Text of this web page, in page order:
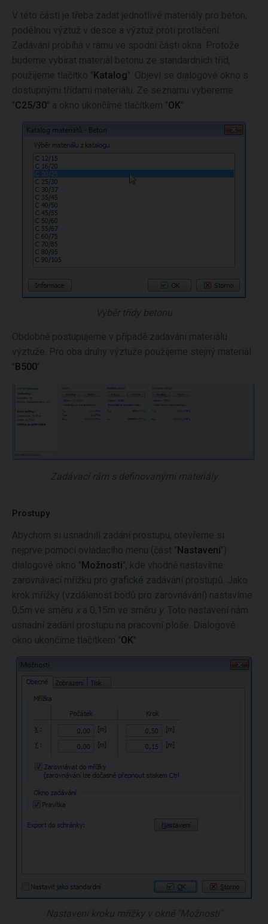
V této části je třeba zadat jednotlivé materiály pro beton,
podélnou výztuž v desce a výztuž proti protlačení.
Zadávání probíhá v rámu ve spodní části okna. Protože
budeme vybírat materiál betonu ze standardních tříd,
použijeme tlačítko "Katalog". Objeví se dialogové okno s
dostupnými třídami materiálu. Ze seznamu vybereme
"C25/30" a okno ukončíme tlačítkem "OK".
Výběr třídy betonu
Obdobně postupujeme v případě zadávání materiálu
výztuže. Pro oba druhy výztuže použijeme stejný materiál
"B500".
Zadávací rám s definovanými materiály
Prostupy
Abychom si usnadnili zadání prostupu, otevřeme si
nejprve pomocí ovládacího menu (část " Nastavení")
dialogové okno " Možnosti", kde vhodně nastavíme
zarovnávací mřížku pro grafické zadávání prostupů. Jako
krok mřížky (vzdálenost bodů pro zarovnávání) nastavíme
0,5m ve směru x a 0,15m ve směru y . Toto nastavení nám
usnadní zadání prostupu na pracovní ploše. Dialogové
okno ukončíme tlačítkem "OK".
Nastavení kroku mřížky v okně "Možnosti"